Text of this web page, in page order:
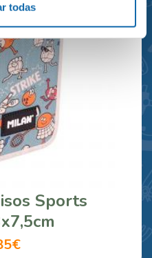
todas
Sports